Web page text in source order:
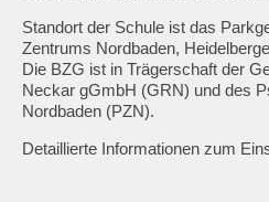
Standort der Schule ist das
Zentrums Nordbaden,
Die BZG ist in Trägerschaft der
Neckar gGmbH (GRN) und des
Nordbaden (PZN).
Detaillierte Informationen zum